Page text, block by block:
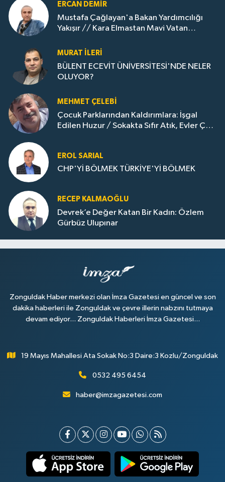
ERCAN DEMIR
Mustafa Çağlayan'a Bakan Yardımcılığı
Yakışır // ​Kara Elmastan Mavi Vatan
MURAT İLERI
BÜLENT ECEVİT ÜNİVERSİTESİ'NDE NELER
OLUYOR?
MEHMET ÇELEBI
Çocuk Parklarından Kaldırımlara: İşgal
Edilen Huzur / Sokakta Sıfır Atık, Evler Çöp
EROL SARIAL
CHP'Yİ BÖLMEK TÜRKİYE'Yİ BÖLMEK
RECEP KALMAOĞLU
Devrek’e Değer Katan Bir Kadın: Özlem
Gürbüz Ulupınar
Zonguldak Haber merkezi olan İmza Gazetesi en güncel ve son
dakika haberleri ile Zonguldak ve çevre illerin nabzını tutmaya
devam ediyor... Zonguldak Haberleri İmza Gazetesi...
19 Mayıs Mahallesi Ata Sokak No:3 Daire:3 Kozlu/Zonguldak
0532 495 6454
haber@imzagazetesi.com